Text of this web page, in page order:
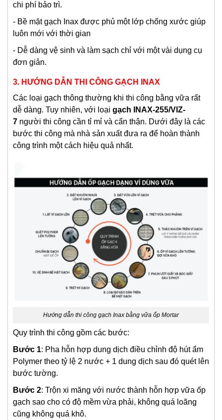
chi phí bảo trì.
- Bề mặt gạch Inax được phủ một lớp chống xước giúp
luôn mới với thời gian
- Dễ dàng vệ sinh và làm sạch chỉ với một vài dụng cụ
đơn giản.
3. HƯỚNG DẪN THI CÔNG GẠCH INAX
Các loại gạch thông thường khi thi công bằng vữa rất
dễ dàng. Tuy nhiên, với loại gạch INAX-255/VIZ-
7 người thi công cần tỉ mỉ và cẩn thận. Dưới đây là các
bước thi công mà nhà sản xuất đưa ra để hoàn thành
công trình một cách hiệu quả nhất.
Hướng dẫn thi công gạch Inax bằng vữa ốp Mortar
Quy trình thi công gồm các bước:
Bước 1: Pha hỗn hợp dung dịch điều chỉnh độ hút ẩm
Polymer theo tỷ lệ 2 nước + 1 dung dịch sau đó quét lên
bước tường.
Bước 2: Trộn xi măng với nước thành hỗn hợp vữa ốp
gạch sao cho có độ mềm vừa phải, không quá loãng
cũng không quá khô.